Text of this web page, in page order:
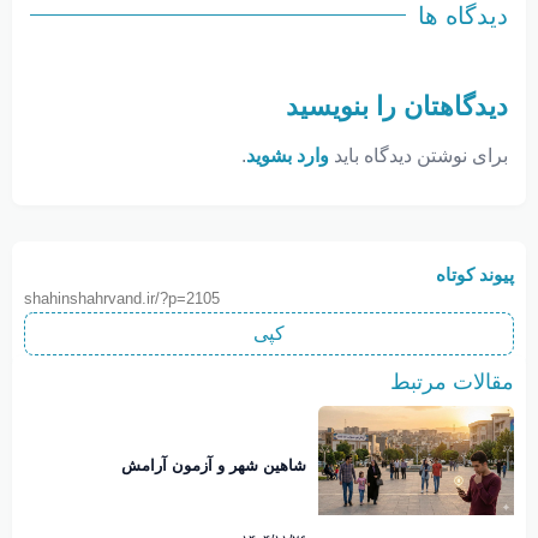
دیدگاه ها
دیدگاهتان را بنویسید
برای نوشتن دیدگاه باید وارد بشوید.
پیوند کوتاه
shahinshahrvand.ir/?p=2105
کپی
مقالات مرتبط
شاهین شهر و آزمون آرامش